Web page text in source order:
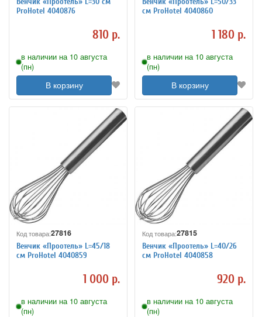
ProHotel 4040876
810 р.
в наличии на 10 августа
(пн)
В корзину
см ProHotel 4040860
1 180 р.
в наличии на 10 августа
(пн)
В корзину
Код товара:27816
Венчик «Проотель» L=45/18
см ProHotel 4040859
1 000 р.
в наличии на 10 августа
(пн)
Код товара:27815
Венчик «Проотель» L=40/26
см ProHotel 4040858
920 р.
в наличии на 10 августа
(пн)